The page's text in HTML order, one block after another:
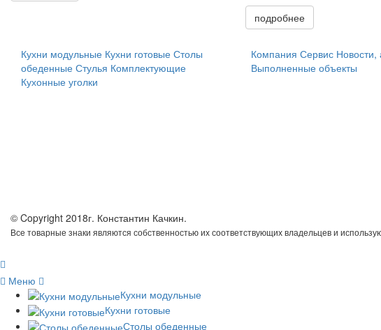
подробнее
Кухни модульные Кухни готовые Столы
обеденные Стулья Комплектующие
Кухонные уголки
Компания Сервис Новости,
Выполненные объекты
© Copyright 2018г. Константин Качкин.
Все товарные знаки являются собственностью их соответствующих владельцев и
Меню
Кухни модульные
Кухни готовые
Столы обеденные